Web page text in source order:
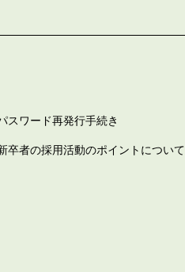
スワード再発行手続き
卒者の採用活動のポイントについて